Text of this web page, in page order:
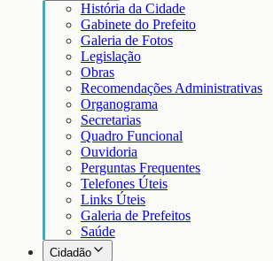
História da Cidade
Gabinete do Prefeito
Galeria de Fotos
Legislação
Obras
Recomendações Administrativas
Organograma
Secretarias
Quadro Funcional
Ouvidoria
Perguntas Frequentes
Telefones Úteis
Links Úteis
Galeria de Prefeitos
Saúde
Cidadão